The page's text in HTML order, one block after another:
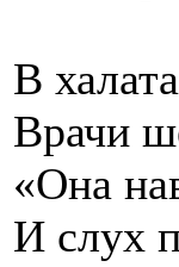
В
Врачи
«Она
И слух